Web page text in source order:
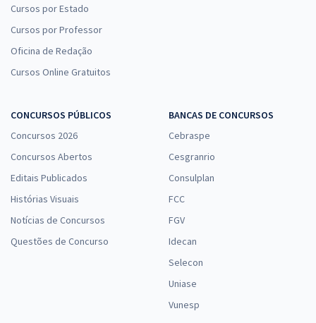
Cursos por Estado
Cursos por Professor
Oficina de Redação
Cursos Online Gratuitos
CONCURSOS PÚBLICOS
Concursos 2026
Concursos Abertos
Editais Publicados
Histórias Visuais
Notícias de Concursos
Questões de Concurso
BANCAS DE CONCURSOS
Cebraspe
Cesgranrio
Consulplan
FCC
FGV
Idecan
Selecon
Uniase
Vunesp